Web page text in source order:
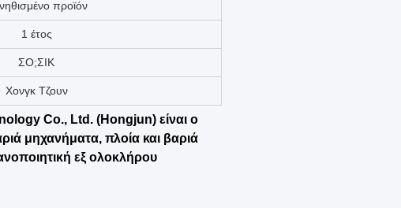
Παροχή
Παροχή
προϊόν
1 έτος
ΣΟ;ΣΙΚ
Χονγκ Τζουν
Co., Ltd. (Hongjun) είναι ο
μηχανήματα, πλοία και βαριά